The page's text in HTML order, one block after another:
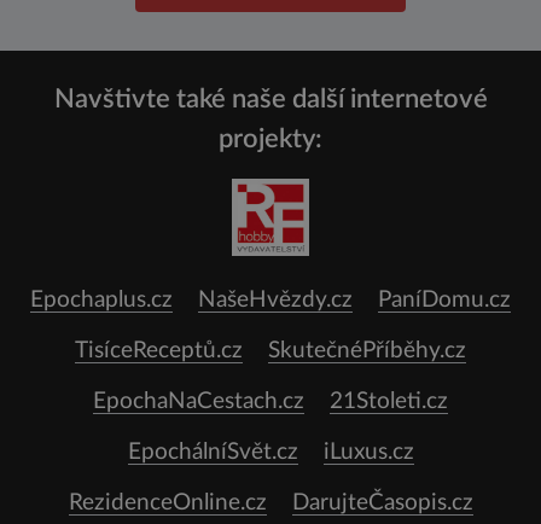
Navštivte také naše další internetové
projekty:
Epochaplus.cz NašeHvězdy.cz PaníDomu.cz
TisíceReceptů.cz SkutečnéPříběhy.cz
EpochaNaCestach.cz 21Stoleti.cz
EpochálníSvět.cz iLuxus.cz
RezidenceOnline.cz DarujteČasopis.cz